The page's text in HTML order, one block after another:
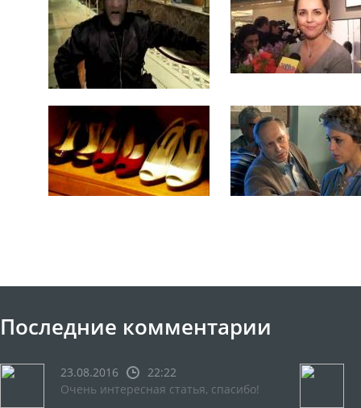
Последние комментарии
23.08.2016
22:22
Очень интересная статья, спасибо!